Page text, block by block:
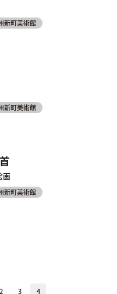
新町美術館
新町美術館
画
新町美術館
2 3 4